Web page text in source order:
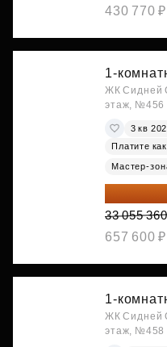
430 770 ₽
1-
ЖК Сидней
этаж, №456
3 кв
Платите
Мастер-
24 791
33 055
657 600 ₽
1-
ЖК Сидней
этаж, №458